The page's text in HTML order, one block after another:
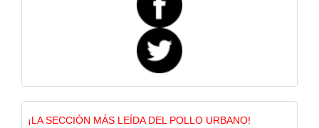
¡LA SECCIÓN MÁS LEÍDA DEL POLLO URBANO!